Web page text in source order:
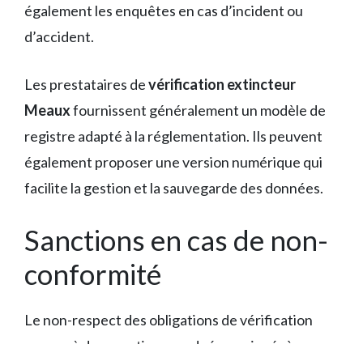
également les enquêtes en cas d’incident ou
d’accident.
Les prestataires devérification extincteur
Meauxfournissent généralement un modèle de
registre adapté à la réglementation. Ils peuvent
également proposer une version numérique qui
facilite la gestion et la sauvegarde des données.
Sanctions en cas de non-
conformité
Le non-respect des obligations de vérification